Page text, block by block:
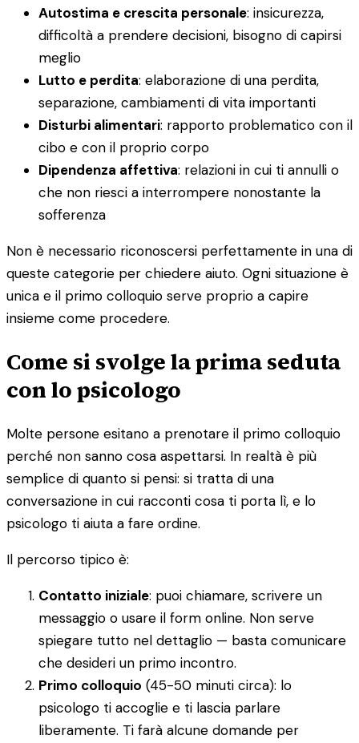
Autostima e crescita personale: insicurezza,
difficoltà a prendere decisioni, bisogno di capirsi
meglio
Lutto e perdita: elaborazione di una perdita,
separazione, cambiamenti di vita importanti
Disturbi alimentari: rapporto problematico con il
cibo e con il proprio corpo
Dipendenza affettiva: relazioni in cui ti annulli o
che non riesci a interrompere nonostante la
sofferenza
Non è necessario riconoscersi perfettamente in una di
queste categorie per chiedere aiuto. Ogni situazione è
unica e il primo colloquio serve proprio a capire
insieme come procedere.
Come si svolge la prima seduta
con lo psicologo
Molte persone esitano a prenotare il primo colloquio
perché non sanno cosa aspettarsi. In realtà è più
semplice di quanto si pensi: si tratta di una
conversazione in cui racconti cosa ti porta lì, e lo
psicologo ti aiuta a fare ordine.
Il percorso tipico è:
Contatto iniziale: puoi chiamare, scrivere un
messaggio o usare il form online. Non serve
spiegare tutto nel dettaglio — basta comunicare
che desideri un primo incontro.
Primo colloquio (45-50 minuti circa): lo
psicologo ti accoglie e ti lascia parlare
liberamente. Ti farà alcune domande per